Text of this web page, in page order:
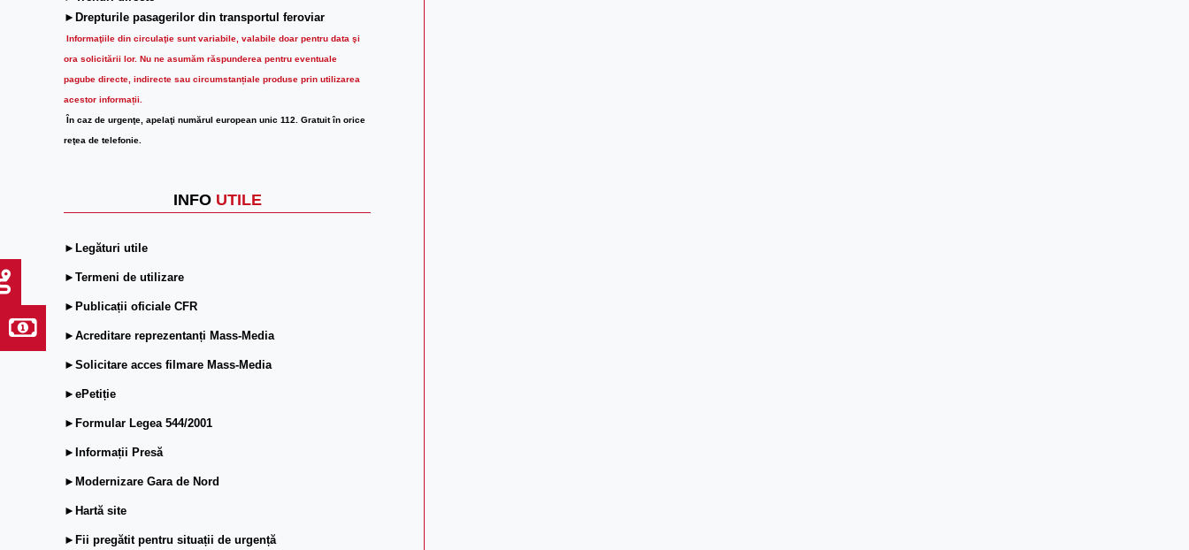
►Drepturile pasagerilor din transportul feroviar
Informaţiile din circulaţie sunt variabile, valabile doar pentru data şi
ora solicitării lor. Nu ne asumăm răspunderea pentru eventuale
pagube directe, indirecte sau circumstanțiale produse prin utilizarea
acestor informații.
În caz de urgenţe, apelaţi numărul european unic 112. Gratuit în orice
reţea de telefonie.
INFO UTILE
►Legături utile
►Termeni de utilizare
►Publicații oficiale CFR
►Acreditare reprezentanți Mass-Media
►Solicitare acces filmare Mass-Media
►ePetiție
►Formular Legea 544/2001
►Informații Presă
►Modernizare Gara de Nord
►Hartă site
►Fii pregătit pentru situații de urgență